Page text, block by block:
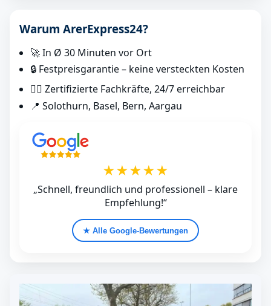
Warum ArerExpress24?
🚀 In Ø 30 Minuten vor Ort
🔒 Festpreisgarantie – keine versteckten Kosten
👷‍♂️ Zertifizierte Fachkräfte, 24/7 erreichbar
📍 Solothurn, Basel, Bern, Aargau
★★★★★
„Schnell, freundlich und professionell – klare
Empfehlung!“
★ Alle Google‑Bewertungen